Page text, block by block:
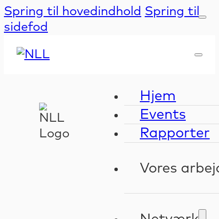
Spring til hovedindhold Spring til
sidefod
Hjem
Events
Rapporter
Vores